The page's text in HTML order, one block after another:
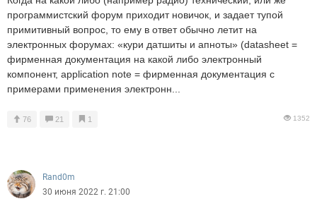
программистский форум приходит новичок, и задает тупой
примитивный вопрос, то ему в ответ обычно летит на
электронных форумах: «кури датшиты и апноты» (datasheet =
фирменная документация на какой либо электронный
компонент, application note = фирменная документация с
примерами применения электронн...
76 21 1 1352
Rand0m
30 июня 2022 г. 21:00